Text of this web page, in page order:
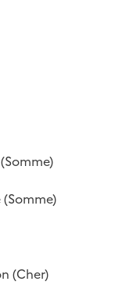
(Cher)